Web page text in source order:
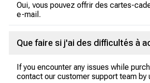
Oui, vous pouvez offrir des cartes-
e-mail.
Que faire si j'ai des difficultés à
If you encounter any issues while
contact our customer support team by